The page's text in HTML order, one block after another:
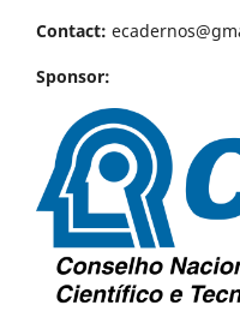
Contact:
Sponsor: